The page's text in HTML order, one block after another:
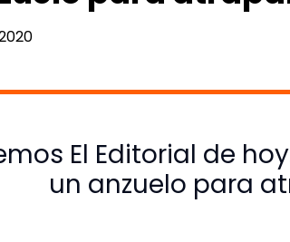
El Editorial de
un anzuelo para